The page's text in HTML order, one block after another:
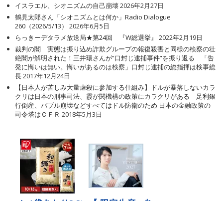
イスラエル、シオニズムの自己崩壊2026年2月27日
鶴見太郎さん「シオニズムとは何か」Radio Dialogue
260（2026/5/13）
2026年6月5日
らっきーデタラメ放送局★第24回 『W総選挙』
2022年2月19日
裁判の闇 実態は振り込め詐欺グループの報復殺害と同様の検察の壮
絶闇が解明された！三井環さんが”口封じ逮捕事件”を振り返る 「告
発に悔いは無い。悔いがあるのは検察」口封じ逮捕の総指揮は検事総
長2017年12月24日
【日本人が苦しみ大量虐殺に参加する仕組み】ドルが暴落しないカラ
クリは日本の刑事司法、霞が関機構の政策にカラクリがある 足利銀
行倒産、バブル崩壊などすべてはドル防衛のため 日本の金融政策の
司令塔はＣＦＲ 2018年5月3日